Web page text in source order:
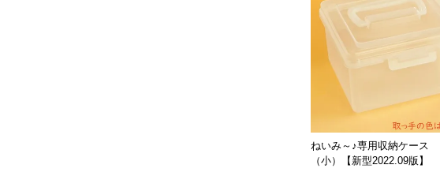
ねいみ～♪専用収納ケース
（小）【新型2022.09版】